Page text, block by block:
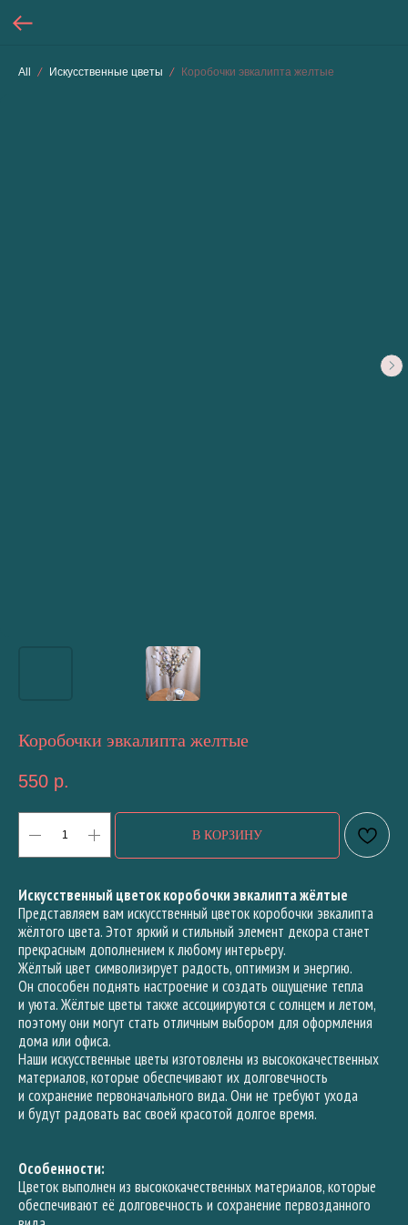
All Искусственные цветы Коробочки эвкалипта желтые
Коробочки эвкалипта желтые
550 р.
В КОРЗИНУ
Искусственный цветок коробочки эвкалипта жёлтые
Представляем вам искусственный цветок коробочки эвкалипта
жёлтого цвета. Этот яркий и стильный элемент декора станет
прекрасным дополнением к любому интерьеру.
Жёлтый цвет символизирует радость, оптимизм и энергию.
Он способен поднять настроение и создать ощущение тепла
и уюта. Жёлтые цветы также ассоциируются с солнцем и летом,
поэтому они могут стать отличным выбором для оформления
дома или офиса.
Наши искусственные цветы изготовлены из высококачественных
материалов, которые обеспечивают их долговечность
и сохранение первоначального вида. Они не требуют ухода
и будут радовать вас своей красотой долгое время.
Особенности:
Цветок выполнен из высококачественных материалов, которые
обеспечивают её долговечность и сохранение первозданного